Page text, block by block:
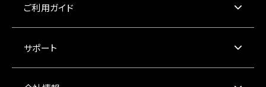
ご利用ガイド
サポート